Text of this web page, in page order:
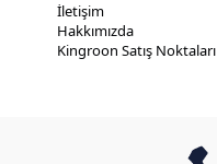
İletişim
Hakkımızda
Kingroon Satış Noktaları